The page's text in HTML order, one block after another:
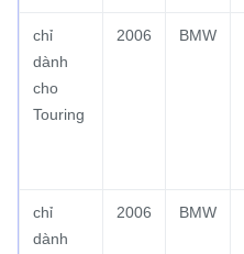
chỉ
dành
cho
Touring
2006 BMW
chỉ
dành
2006 BMW